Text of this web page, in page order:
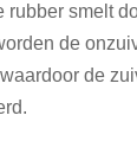
rubber smelt
de
de